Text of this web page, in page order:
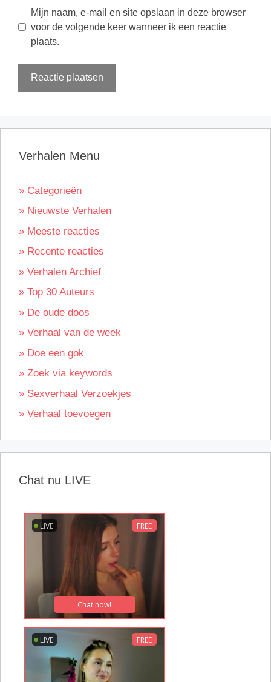
Mijn naam, e-mail en site opslaan in deze browser
voor de volgende keer wanneer ik een reactie
plaats.
Verhalen Menu
» Categorieën
» Nieuwste Verhalen
» Meeste reacties
» Recente reacties
» Verhalen Archief
» Top 30 Auteurs
» De oude doos
» Verhaal van de week
» Doe een gok
» Zoek via keywords
» Sexverhaal Verzoekjes
» Verhaal toevoegen
Chat nu LIVE